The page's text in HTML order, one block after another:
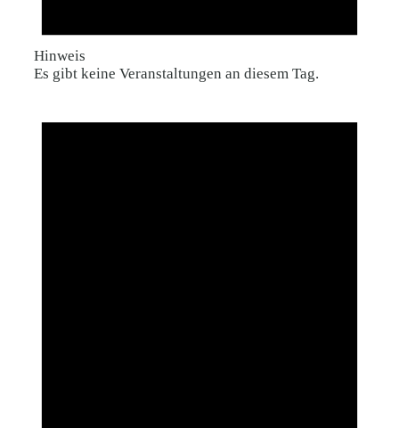
Hinweis
Es gibt keine Veranstaltungen an diesem Tag.